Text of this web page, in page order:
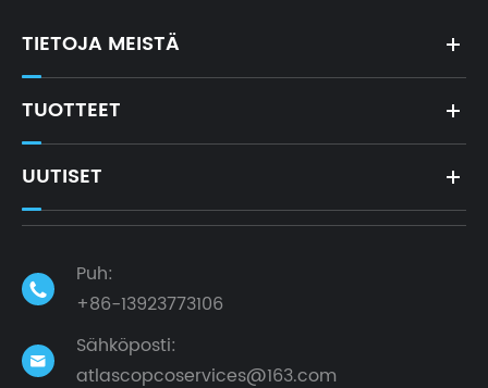
TIETOJA MEISTÄ
TUOTTEET
UUTISET

Puh:
+86-13923773106

Sähköposti:
atlascopcoservices@163.com